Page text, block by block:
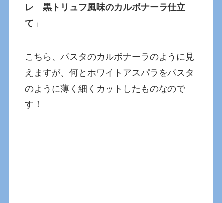
レ 黒トリュフ風味のカルボナーラ仕立
て 」
こちら、パスタのカルボナーラのように見
えますが、何とホワイトアスパラをパスタ
のように薄く細くカットしたものなので
す！